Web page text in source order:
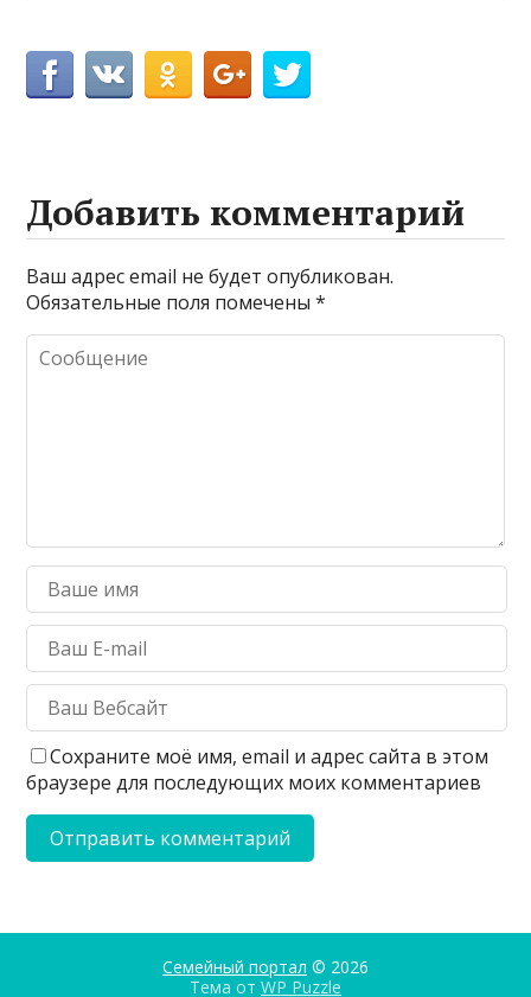
Добавить комментарий
Ваш адрес email не будет опубликован.
Обязательные поля помечены*
Сохраните моё имя, email и адрес сайта в этом
браузере для последующих моих комментариев
Семейный портал © 2026
Тема от WP Puzzle